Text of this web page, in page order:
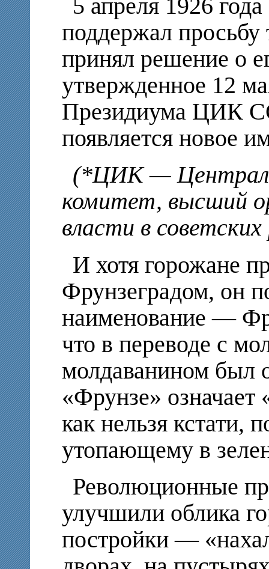
5 апреля 1926
поддержал просьбу
принял решение о
утвержденное 12
Президиума ЦИК
появляется новое
(*ЦИК —
комитет, высший
власти в советских
И хотя горожане
Фрунзеградом, он
наименование —
что в переводе с
молдаванином был
«Фрунзе» означает
как нельзя кстати,
утопающему в
Революционные
улучшили облика
постройки —